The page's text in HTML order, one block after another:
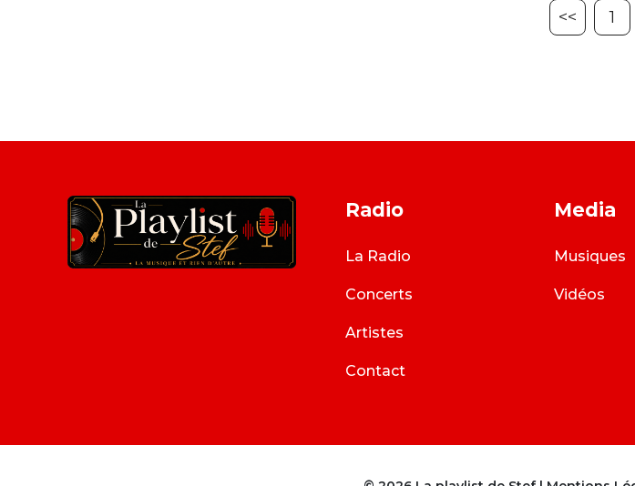
<< 1
Radio
La Radio
Concerts
Artistes
Contact
Media
Musiques
Vidéos